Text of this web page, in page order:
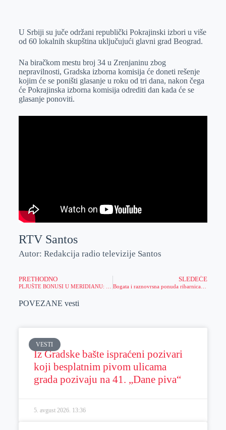
e
Is
p
p
a
l
U Srbiji su juče održani republički Pokrajinski izbori u više
od 60 lokalnih skupština uključujući glavni grad Beograd.
Na biračkom mestu broj 34 u Zrenjaninu zbog
nepravilnosti, Gradska izborna komisija će doneti rešenje
kojim će se poništi glasanje u roku od tri dana, nakon čega
će Pokrajinska izborna komisija odrediti dan kada će se
glasanje ponoviti.
RTV Santos
Autor: Redakcija radio televizije Santos
PRETHODNO SLEDEĆE
POVEZANE vesti
VESTI
Iz Gradske bašte ispraćeni pozivari
koji besplatnim pivom ulicama
grada pozivaju na 41. „Dane piva“
5. avgust 2026. 13:36